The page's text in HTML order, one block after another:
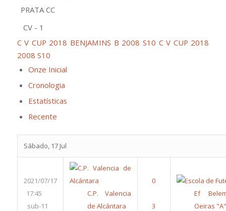
PRATA CC
CV - 1
C V CUP 2018 BENJAMINS B 2008 S10 C V CUP 2018
2008 S10
Onze Inicial
Cronologia
Estatísticas
Recente
Sábado, 17 Jul
2021/07/17
17:45
sub-11
C.P. Valencia
de Alcántara
Ef
Oeiras "A"